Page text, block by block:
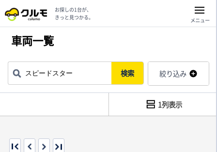
お探しの1台が、
きっと見つかる。
メニュー
車両一覧
検索 絞り込み
1列表示